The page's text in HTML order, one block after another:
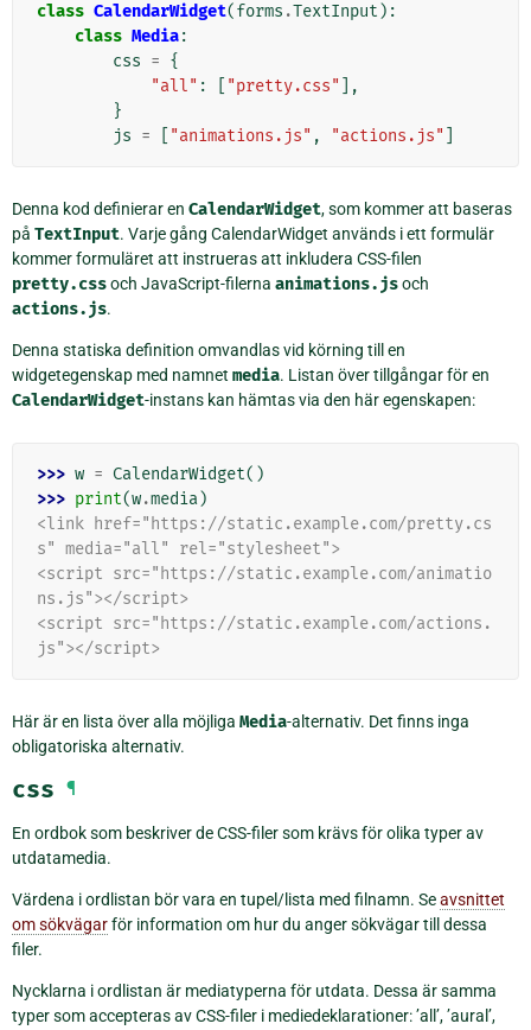
class CalendarWidget(forms .TextInput ):
class Media:
css = {
"all" : "pretty.css"
],
}
js = "animations.js" , "actions.js"
Denna kod definierar en CalendarWidget, som kommer att baseras
på TextInput. Varje gång CalendarWidget används i ett formulär
kommer formuläret att instrueras att inkludera CSS-filen
pretty.cssoch JavaScript-filerna animations.jsoch
actions.js.
Denna statiska definition omvandlas vid körning till en
widgetegenskap med namnet media. Listan över tillgångar för en
CalendarWidget-instans kan hämtas via den här egenskapen:
>>> w = CalendarWidget()
>>> print(w.media)
<link href="https://static.example.com/pretty.cs
s" media="all" rel="stylesheet">
<script src="https://static.example.com/animatio
ns.js"></script>
<script src="https://static.example.com/actions.
js"></script>
Här är en lista över alla möjliga Media-alternativ. Det finns inga
obligatoriska alternativ.
css ¶
En ordbok som beskriver de CSS-filer som krävs för olika typer av
utdatamedia.
Värdena i ordlistan bör vara en tupel/lista med filnamn. Seavsnittet
om sökvägarför information om hur du anger sökvägar till dessa
filer.
Nycklarna i ordlistan är mediatyperna för utdata. Dessa är samma
typer som accepteras av CSS-filer i mediedeklarationer: ’all’, ’aural’,